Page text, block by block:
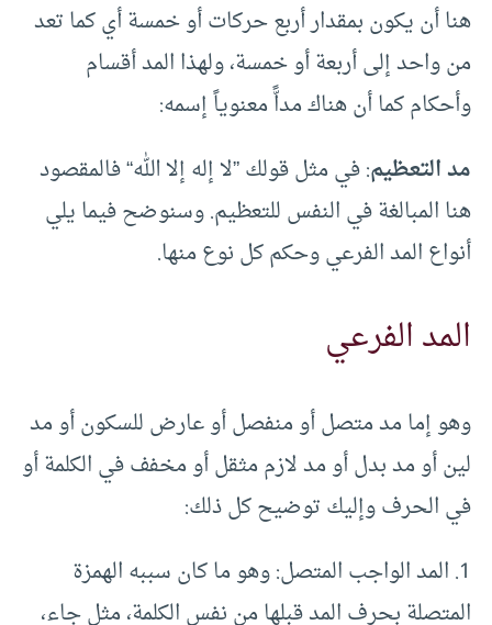
هنا أن يكون بمقدار أربع حركات أو خمسة أي كما تعد
من واحد إلى أربعة أو خمسة، ولهذا المد أقسام
وأحكام كما أن هناك مداًّ معنوياً إسمه:
مد التعظيم: في مثل قولك ”لا إله إلا الله“ فالمقصود
هنا المبالغة في النفس للتعظيم. وسنوضح فيما يلي
أنواع المد الفرعي وحكم كل نوع منها.
المد الفرعي
وهو إما مد متصل أو منفصل أو عارض للسكون أو مد
لين أو مد بدل أو مد لازم مثقل أو مخفف في الكلمة أو
في الحرف وإليك توضيح كل ذلك:
1. المد الواجب المتصل: وهو ما كان سببه الهمزة
المتصلة بحرف المد قبلها من نفس الكلمة، مثل جاء،